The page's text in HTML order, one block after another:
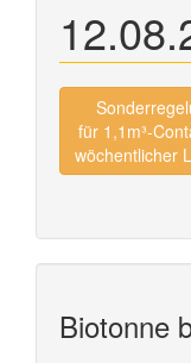
für 1,1m³-
wöchentlicher
Biotonne